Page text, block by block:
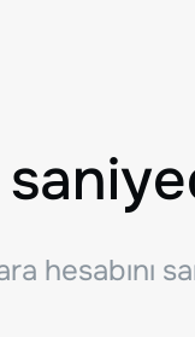
hesabını